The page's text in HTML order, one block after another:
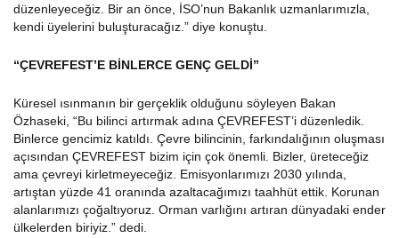
düzenleyeceğiz. Bir an önce, İSO’nun Bakanlık uzmanlarımızla,
kendi üyelerini buluşturacağız.” diye konuştu.
“ÇEVREFEST’E BİNLERCE GENÇ GELDİ”
Küresel ısınmanın bir gerçeklik olduğunu söyleyen Bakan
Özhaseki, “Bu bilinci artırmak adına ÇEVREFEST’i düzenledik.
Binlerce gencimiz katıldı. Çevre bilincinin, farkındalığının oluşması
açısından ÇEVREFEST bizim için çok önemli. Bizler, üreteceğiz
ama çevreyi kirletmeyeceğiz. Emisyonlarımızı 2030 yılında,
artıştan yüzde 41 oranında azaltacağımızı taahhüt ettik. Korunan
alanlarımızı çoğaltıyoruz. Orman varlığını artıran dünyadaki ender
ülkelerden biriyiz.” dedi.